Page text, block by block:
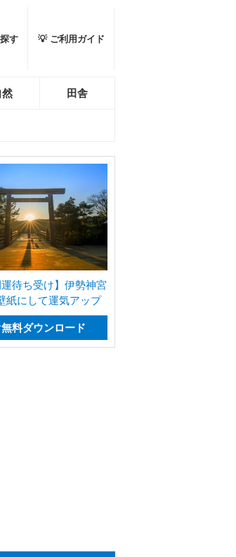
す 💡 ご利用ガイド
然 田舎
運待ち受け】伊勢神宮
紙にして運気アップ
料ダウンロード